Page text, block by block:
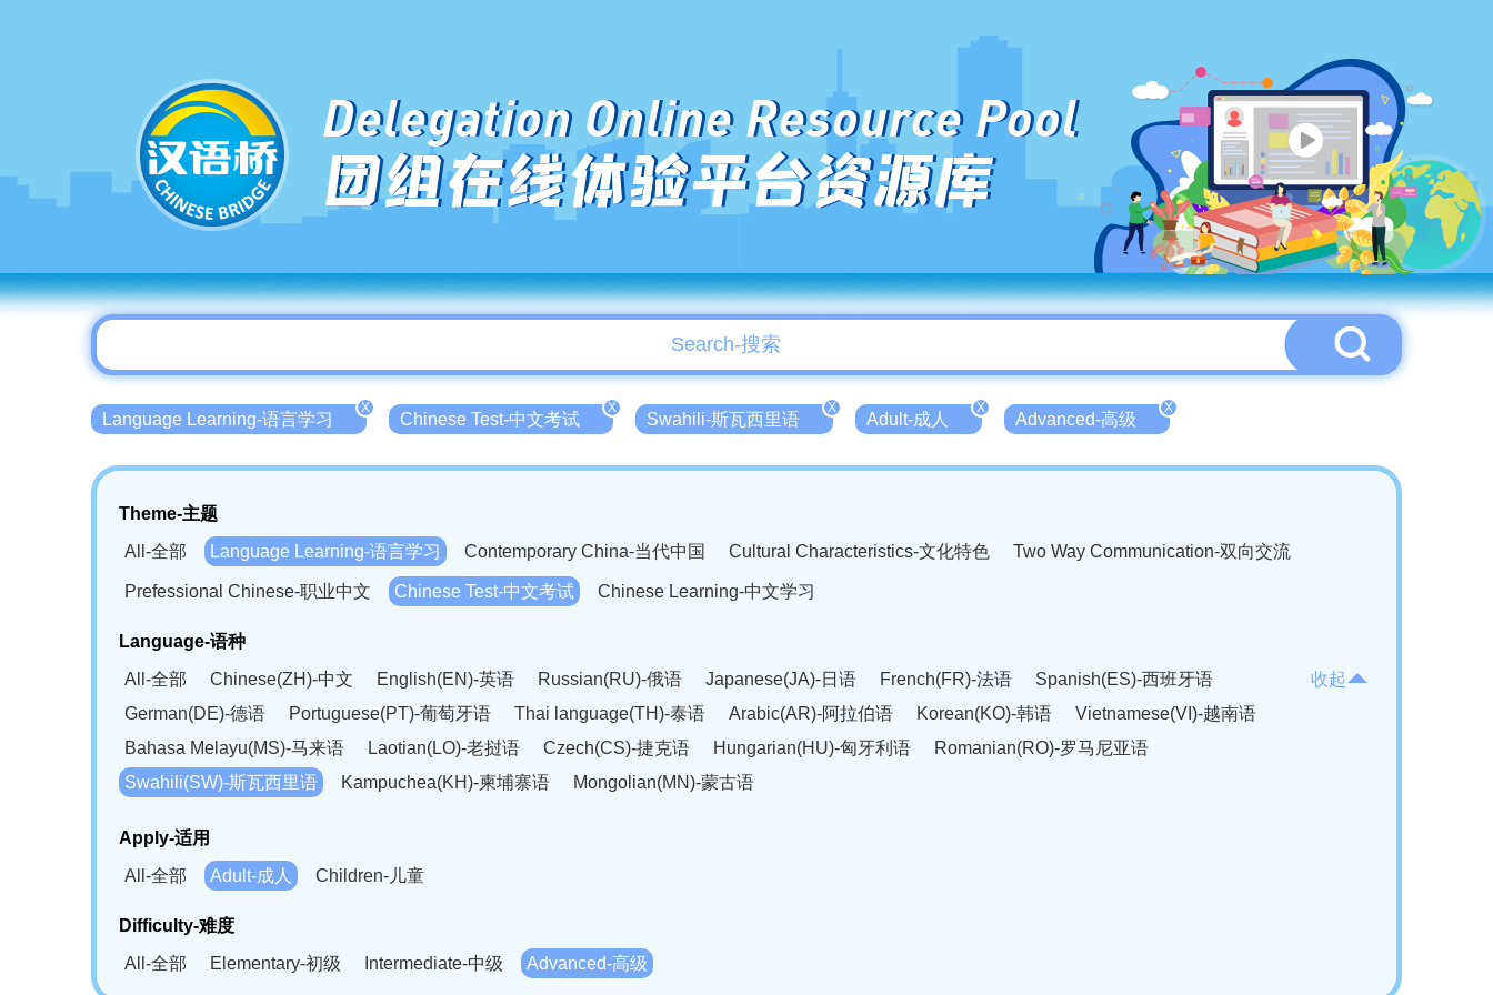
Delegation Online Resource Pool
团组在线体验平台资源库
Language Learning-语言学习
X
Chinese Test-中文考试
X
Swahili-斯瓦西里语
X
Adult-成人
X
Advanced-高级
X
Theme-主题
All-全部
Language Learning-语言学习 Contemporary China-当代中国 Cultural Characteristics-文化特色 Two Way Communication-双向交流
Prefessional Chinese-职业中文 Chinese Test-中文考试 Chinese Learning-中文学习
Language-语种
All-全部
Chinese(ZH)-中文 English(EN)-英语 Russian(RU)-俄语 Japanese(JA)-日语 French(FR)-法语
Spanish(ES)-西班牙语
German(DE)-德语
Portuguese(PT)-葡萄牙语 Thai language(TH)-泰语 Arabic(AR)-阿拉伯语 Korean(KO)-韩语
Vietnamese(VI)-越南语
Bahasa Melayu(MS)-马来语
Laotian(LO)-老挝语 Czech(CS)-捷克语 Hungarian(HU)-匈牙利语
Romanian(RO)-罗马尼亚语
Swahili(SW)-斯瓦西里语
Kampuchea(KH)-柬埔寨语 Mongolian(MN)-蒙古语
收起
Apply-适用
All-全部
Adult-成人 Children-儿童
Difficulty-难度
All-全部
Elementary-初级 Intermediate-中级 Advanced-高级